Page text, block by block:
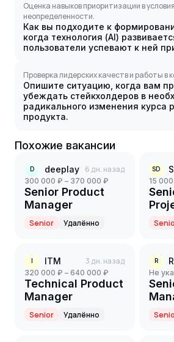
Оценка навыков приоритизации в
неопределенности.
Как вы подходите к
когда технология (AI)
пользователи успевают к ней
Проверка лидерских качеств и работы в
Опишите ситуацию, когда вам
убеждать стейкхолдеров в
радикального изменения курса
продукта.
Похожие вакансии
D deeplay 6 дн. назад
300 000 ₽ – 370 000 ₽
Senior Product
Manager
Senior Удалённо
SD
15
I ITM 3 дн. назад
320 000 ₽ – 640 000 ₽
Technical Product
Manager
Senior Удалённо
R
Не